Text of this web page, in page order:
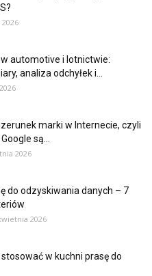
automotive i lotnictwie:
analiza odchyłek i...
marki w Internecie, czyli
są...
2026
do odzyskiwania danych – 7
2026
w kuchni prasę do